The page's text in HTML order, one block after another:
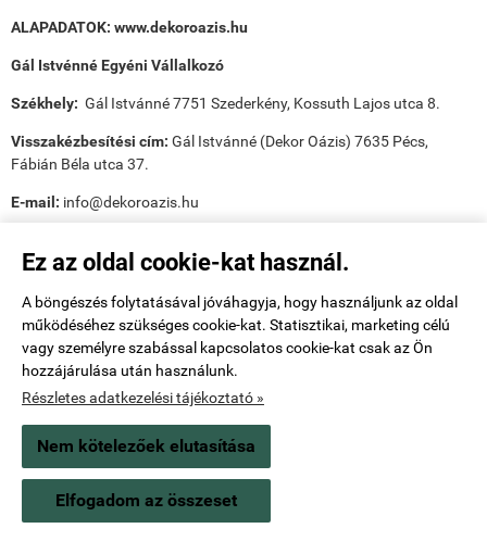
Ez az oldal cookie-kat használ.
A böngészés folytatásával jóváhagyja, hogy használjunk az oldal
működéséhez szükséges cookie-kat. Statisztikai, marketing célú
vagy személyre szabással kapcsolatos cookie-kat csak az Ön
hozzájárulása után használunk.
Részletes adatkezelési tájékoztató »
Nem kötelezőek elutasítása
Elfogadom az összeset
ALAPADATOK: www.dekoroazis.hu
Gál Istvénné Egyéni Vállalkozó
Székhely: Gál Istvánné 7751 Szederkény, Kossuth Lajos utca 8.
Visszakézbesítési cím: Gál Istvánné (Dekor Oázis) 7635 Pécs,
Fábián Béla utca 37.
E-mail: info@dekoroazis.hu
Payee tudnivalók:
Webáruház készítés